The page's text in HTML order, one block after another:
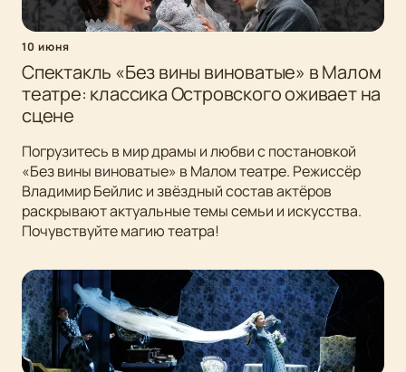
10 июня
Спектакль «Без вины виноватые» в Малом
театре: классика Островского оживает на
сцене
Погрузитесь в мир драмы и любви с постановкой
«Без вины виноватые» в Малом театре. Режиссёр
Владимир Бейлис и звёздный состав актёров
раскрывают актуальные темы семьи и искусства.
Почувствуйте магию театра!